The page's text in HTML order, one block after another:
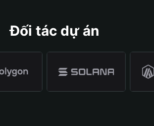
Đối tác dự án